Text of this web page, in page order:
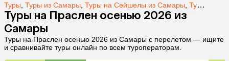
Туры Туры из Самары Туры на Сейшелы из Самары Туры на о. Праслен из Самары
Туры на Праслен осенью 2026 из
Самары
Туры на Праслен осенью 2026 из Самары с перелетом — ищите
и сравнивайте туры онлайн по всем туроператорам.